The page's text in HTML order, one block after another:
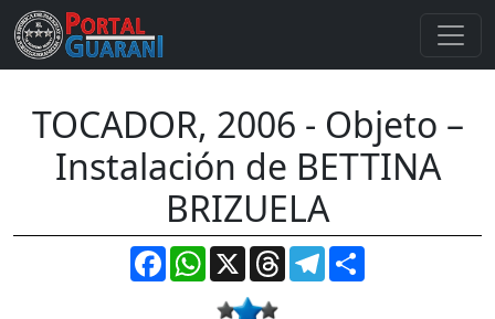
TOCADOR, 2006 - Objeto –
Instalación de BETTINA
BRIZUELA
FacebookWhatsApp
X ThreadsTelegram